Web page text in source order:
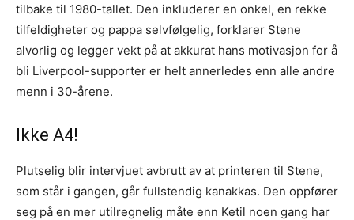
tilbake til 1980-tallet. Den inkluderer en onkel, en rekke
tilfeldigheter og pappa selvfølgelig, forklarer Stene
alvorlig og legger vekt på at akkurat hans motivasjon for å
bli Liverpool-supporter er helt annerledes enn alle andre
menn i 30-årene.
Ikke A4!
Plutselig blir intervjuet avbrutt av at printeren til Stene,
som står i gangen, går fullstendig kanakkas. Den oppfører
seg på en mer utilregnelig måte enn Ketil noen gang har